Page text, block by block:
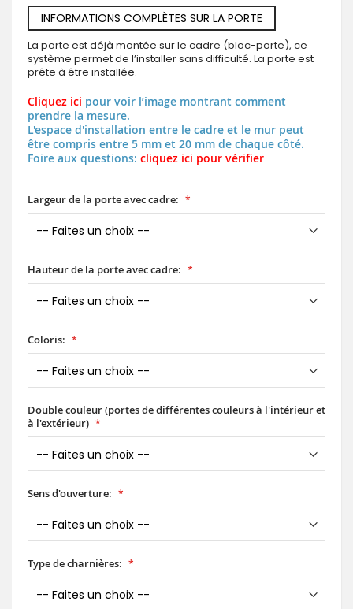
INFORMATIONS COMPLÈTES SUR LA PORTE
La porte est déjà montée sur le cadre (bloc-porte), ce
système permet de l’installer sans difficulté. La porte est
prête à être installée.
Cliquez ici pour voir l’image montrant comment
prendre la mesure.
L'espace d'installation entre le cadre et le mur peut
être compris entre 5 mm et 20 mm de chaque côté.
Foire aux questions: cliquez ici pour vérifier
Largeur de la porte avec cadre:
Hauteur de la porte avec cadre:
Coloris:
Double couleur (portes de différentes couleurs à l'intérieur et
à l'extérieur)
Sens d'ouverture:
Type de charnières: